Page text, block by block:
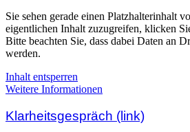
Sie sehen gerade einen Platzhalterinhalt
eigentlichen Inhalt zuzugreifen, klicken
Bitte beachten Sie, dass dabei Daten an
werden.
Inhalt entsperren
Weitere Informationen
Klarheitsgespräch (link)